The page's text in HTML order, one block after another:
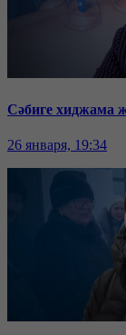
Сәбиге хиджама
26 января, 19:34